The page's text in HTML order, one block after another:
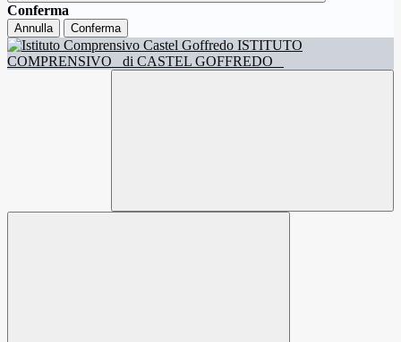
Conferma
Annulla Conferma
ISTITUTO
COMPRENSIVO
di CASTEL GOFFREDO